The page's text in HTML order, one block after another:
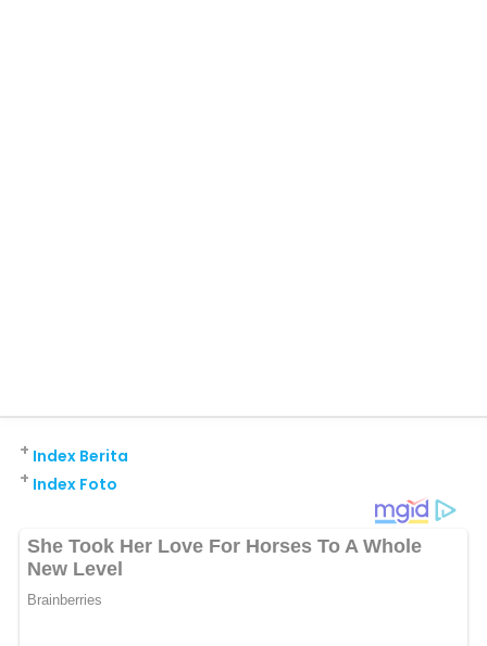
Index Berita
+
Index Foto
+